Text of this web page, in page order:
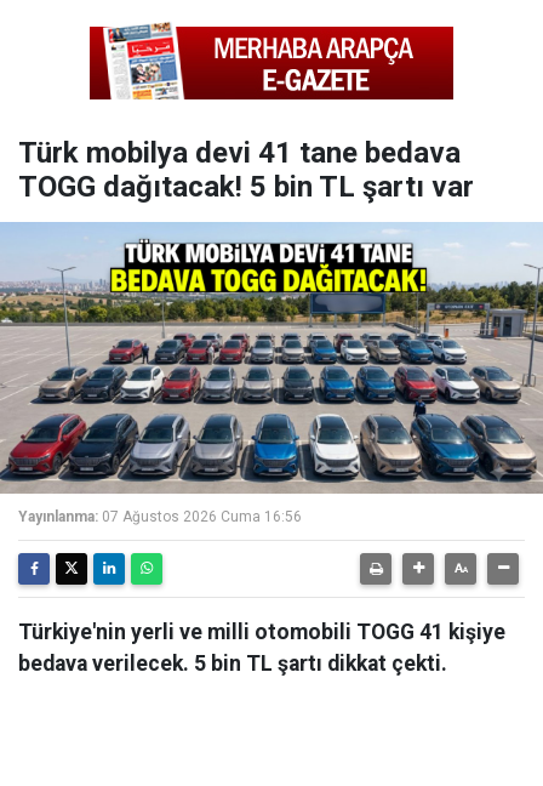
Türk mobilya devi 41 tane bedava
TOGG dağıtacak! 5 bin TL şartı var
Yayınlanma: 07 Ağustos 2026 Cuma 16:56
Türkiye'nin yerli ve milli otomobili TOGG 41 kişiye
bedava verilecek. 5 bin TL şartı dikkat çekti.